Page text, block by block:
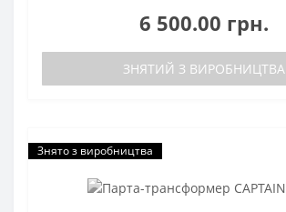
6 500.00 грн.
ЗНЯТИЙ З ВИРОБНИЦТВА
Знято з виробництва